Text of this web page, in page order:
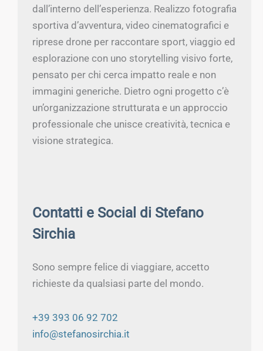
dall’interno dell’esperienza. Realizzo fotografia
sportiva d’avventura, video cinematografici e
riprese drone per raccontare sport, viaggio ed
esplorazione con uno storytelling visivo forte,
pensato per chi cerca impatto reale e non
immagini generiche. Dietro ogni progetto c’è
un’organizzazione strutturata e un approccio
professionale che unisce creatività, tecnica e
visione strategica.
Contatti e Social di Stefano
Sirchia
Sono sempre felice di viaggiare, accetto
richieste da qualsiasi parte del mondo.
+39 393 06 92 702
info@stefanosirchia.it